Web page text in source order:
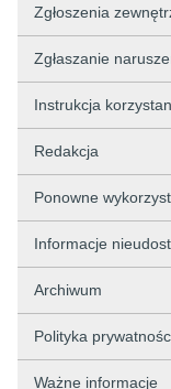
Zgłoszenia
Zgłaszanie
Instrukcja
Redakcja
Ponowne
Informacje
Archiwum
Polityka
Ważne informacje